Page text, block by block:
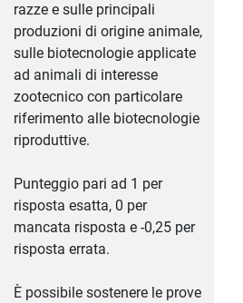
razze e sulle principali
produzioni di origine animale,
sulle biotecnologie applicate
ad animali di interesse
zootecnico con particolare
riferimento alle biotecnologie
riproduttive.
Punteggio pari ad 1 per
risposta esatta, 0 per
mancata risposta e -0,25 per
risposta errata.
È possibile sostenere le prove